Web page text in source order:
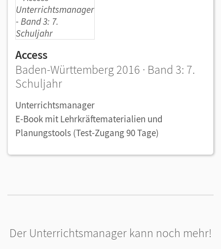
Access
Baden-Württemberg 2016 · Band 3: 7.
Schuljahr
Unterrichtsmanager
E-Book mit Lehrkräftematerialien und
Planungstools (Test-Zugang 90 Tage)
Der Unterrichtsmanager kann noch mehr!